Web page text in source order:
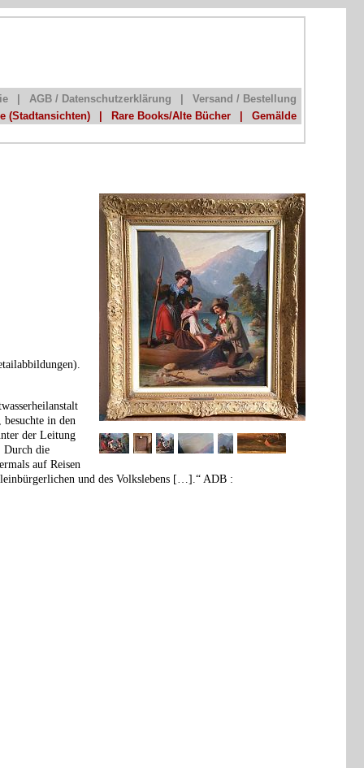
AGB / Datenschutzerklärung
Versand / Bestellung
(Stadtansichten)
Rare Books/Alte Bücher Gemälde
in den
der Leitung
Durch die
auf Reisen
und des Volkslebens […].“ ADB :